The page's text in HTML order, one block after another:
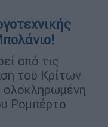
από τις
του Κρίτων
ολοκληρωμένη
Ρομπέρτο